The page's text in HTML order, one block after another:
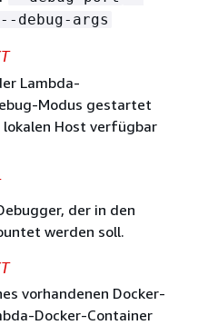
--debug-args
Lambda-
Modus gestartet
Host verfügbar
der in den
werden soll.
vorhandenen Docker-
Docker-Container